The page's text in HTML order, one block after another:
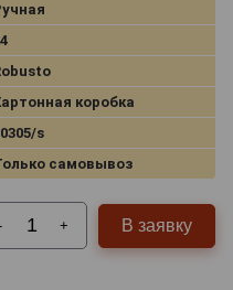
коробка
s
самовывоз
+ В заявку